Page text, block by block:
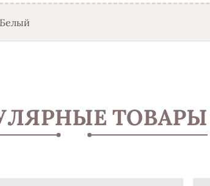
Белый
ТОВАРЫ